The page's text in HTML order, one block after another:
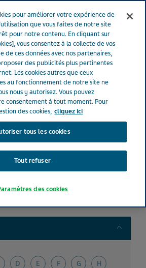
Menu
Product catalog
médicaments
Toggle
D E F G H
pour améliorer votre expérience de
que vous faites de notre site
pour notre contenu. En cliquant sur
vous consentez à la collecte de vos
de ces données avec nos partenaires,
des publicités plus pertinentes
Les cookies autres que ceux
au fonctionnement de notre site ne
nous y autorisez. Vous pouvez
consentement à tout moment. Pour
des cookies, cliquez ici
tous les cookies
Tout refuser
des cookies